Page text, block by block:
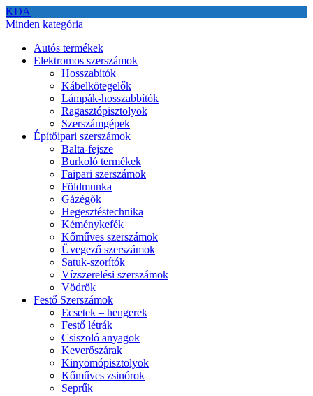
KDA
Minden kategória
Autós termékek
Elektromos szerszámok
Hosszabítók
Kábelkötegelők
Lámpák-hosszabbítók
Ragasztópisztolyok
Szerszámgépek
Építőipari szerszámok
Balta-fejsze
Burkoló termékek
Faipari szerszámok
Földmunka
Gázégők
Hegesztéstechnika
Kéménykefék
Kőműves szerszámok
Üvegező szerszámok
Satuk-szorítók
Vízszerelési szerszámok
Vödrök
Festő Szerszámok
Ecsetek – hengerek
Festő létrák
Csiszoló anyagok
Keverőszárak
Kinyomópisztolyok
Kőműves zsinórok
Seprűk